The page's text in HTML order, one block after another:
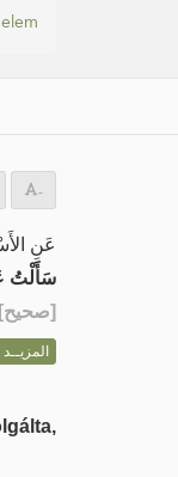
-
عَنِ
سَأَلْتُ
[صحيح